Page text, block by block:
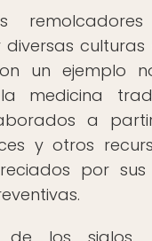
remolcadores
diversas
un ejemplo
medicina
a
y otros
por sus